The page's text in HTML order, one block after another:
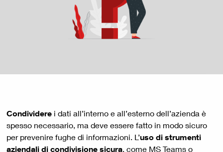
Condividere i dati all’interno e all’esterno dell’azienda è
spesso necessario, ma deve essere fatto in modo sicuro
per prevenire fughe di informazioni. L’uso di strumenti
aziendali di condivisione sicura , come MS Teams o